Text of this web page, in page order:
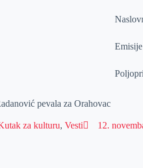
Emisije
pevala za Orahovac
za kulturu,Vesti 12.